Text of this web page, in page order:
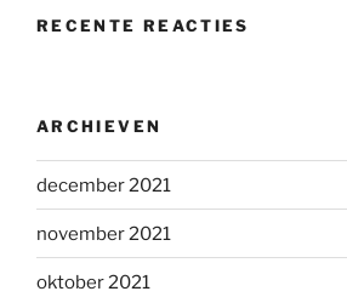
RECENTE REACTIES
ARCHIEVEN
december 2021
november 2021
oktober 2021